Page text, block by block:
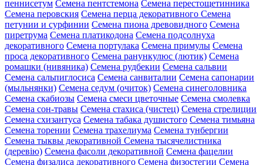
пеннисетум Семена пентстемона Семена перестощетинника
Семена перовския Семена перца декоративного Семена
петунии и сурфинии Семена пиона древовидного Семена
пиретрума Семена платикодона Семена подсолнуха
декоративного Семена портулака Семена примулы Семена
проса декоративного Семена ранункулюс (лютик) Семена
ромашки (нивяника) Семена рудбекии Семена сальвии
Семена сальпиглосиса Семена санвиталии Семена сапонарии
(мыльнянки) Семена седум (очиток) Семена синеголовника
Семена скабиозы Семена смеси цветочные Семена смолевка
Семена сон-травы Семена стахиса (чистец) Семена стрелиции
Семена схизантуса Семена табака душистого Семена тимьяна
Семена торении Семена трахелиума Семена тунбергии
Семена тыквы декоративной Семена тысячелистника
(деревію) Семена фасоли декоративной Семена фацелии
Семена физалиса декоративного Семена физостегии Семена